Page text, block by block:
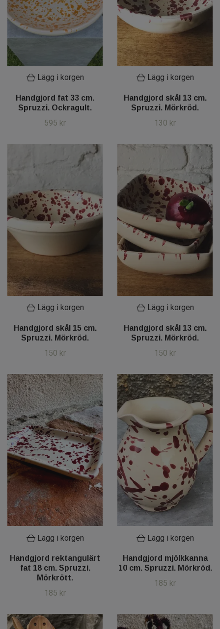
Lägg i korgen
Handgjord fat 33 cm.
Spruzzi. Ockragult.
595 kr
Lägg i korgen
Handgjord skål 13 cm.
Spruzzi. Mörkröd.
130 kr
Lägg i korgen
Handgjord skål 15 cm.
Spruzzi. Mörkröd.
150 kr
Lägg i korgen
Handgjord skål 13 cm.
Spruzzi. Mörkröd.
150 kr
Lägg i korgen
Handgjord rektangulärt
fat 18 cm. Spruzzi.
Mörkrött.
185 kr
Lägg i korgen
Handgjord mjölkkanna
10 cm. Spruzzi. Mörkröd.
185 kr